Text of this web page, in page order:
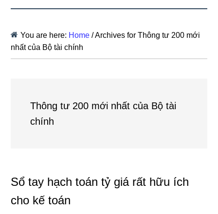
You are here: Home /Archives for Thông tư 200 mới
nhất của Bộ tài chính
Thông tư 200 mới nhất của Bộ tài
chính
Sổ tay hạch toán tỷ giá rất hữu ích
cho kế toán